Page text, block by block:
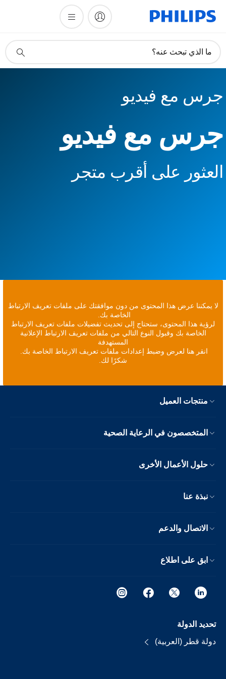
دعم
ما الذي تبحث عنه؟
جرس مع فيديو
جرس مع فيديو
العثور على أقرب متجر
لا يمكننا عرض هذا المحتوى من دون موافقتك على ملفات تعريف الارتباط
الخاصة بك.
لرؤية هذا المحتوى، ستحتاج إلى تحديث تفضيلات ملفات تعريف الارتباط
الخاصة بك وقبول النوع التالي من ملفات تعريف الارتباط الإعلانية
المستهدفة
انقر هنا لعرض وضبط إعدادات ملفات تعريف الارتباط الخاصة بك.
شكرًا لك.
منتجات العميل
المتخصصون في الرعاية الصحية
حلول الأعمال الأخرى
نبذة عنا
الاتصال والدعم
ابق على اطلاع
تحديد الدولة
دولة قطر (العربية)